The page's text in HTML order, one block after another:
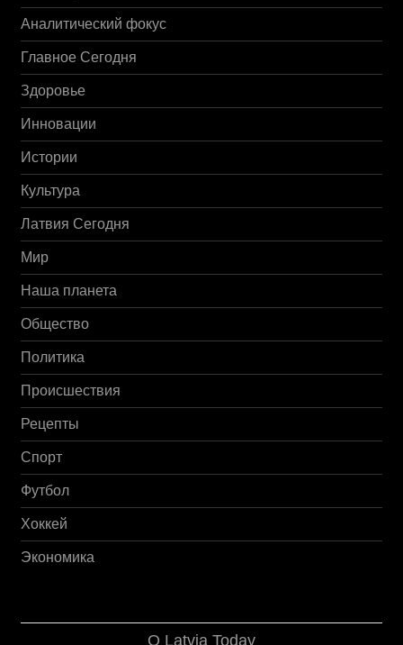
Аналитический фокус
Главное Сегодня
Здоровье
Инновации
Истории
Культура
Латвия Сегодня
Мир
Наша планета
Общество
Политика
Происшествия
Рецепты
Спорт
Футбол
Хоккей
Экономика
О Latvia Today